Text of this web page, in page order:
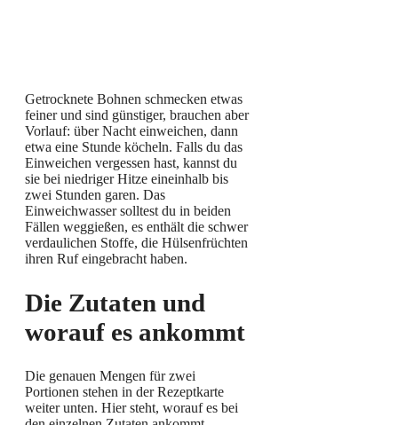
Getrocknete Bohnen schmecken etwas
feiner und sind günstiger, brauchen aber
Vorlauf: über Nacht einweichen, dann
etwa eine Stunde köcheln. Falls du das
Einweichen vergessen hast, kannst du
sie bei niedriger Hitze eineinhalb bis
zwei Stunden garen. Das
Einweichwasser solltest du in beiden
Fällen weggießen, es enthält die schwer
verdaulichen Stoffe, die Hülsenfrüchten
ihren Ruf eingebracht haben.
Die Zutaten und
worauf es ankommt
Die genauen Mengen für zwei
Portionen stehen in der Rezeptkarte
weiter unten. Hier steht, worauf es bei